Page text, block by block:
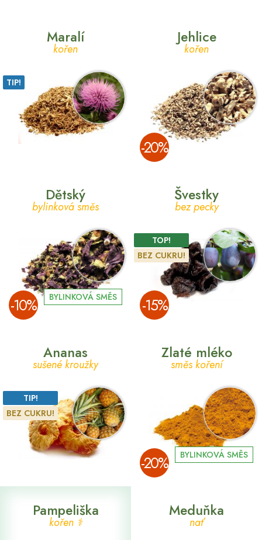
Maralí
kořen
TIP!
Jehlice
kořen
­-20%
Dětský
bylinková směs
BYLINKOVÁ SMĚS
­-10%
Švestky
bez pecky
TOP!
BEZ CUKRU!
­-15%
Ananas
sušené kroužky
TIP!
BEZ CUKRU!
Zlaté mléko
směs koření
BYLINKOVÁ SMĚS
­-20%
Pampeliška
kořen ⚕
Meduňka
nať